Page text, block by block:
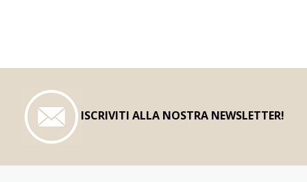
ISCRIVITI ALLA NOSTRA NEWSLETTER!